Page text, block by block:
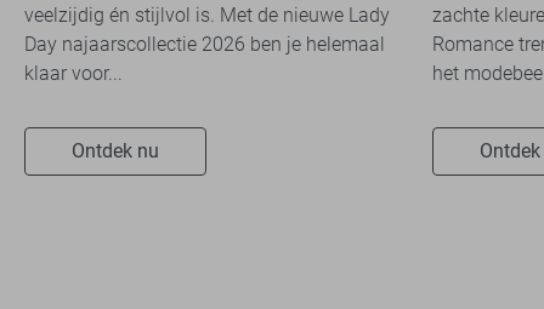
veelzijdig én stijlvol is. Met de nieuwe Lady
Day najaarscollectie 2026 ben je helemaal
klaar voor...
Ontdek nu
zachte
Romance
het